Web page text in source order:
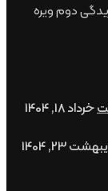
ویره